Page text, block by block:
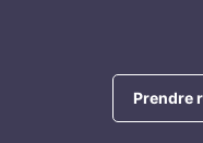
Prendre